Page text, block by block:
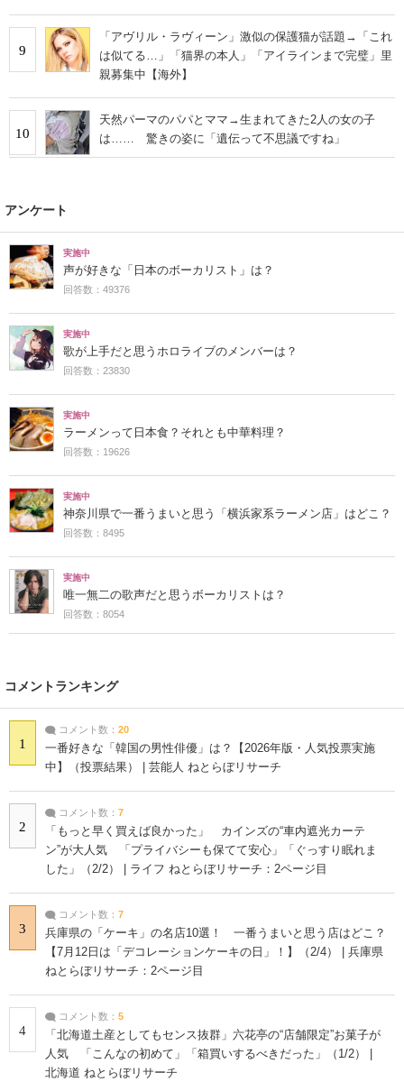
9
「アヴリル・ラヴィーン」激似の保護猫が話題→「これ
は似てる…」「猫界の本人」「アイラインまで完璧」里
親募集中【海外】
10
天然パーマのパパとママ→生まれてきた2人の女の子
は…… 驚きの姿に「遺伝って不思議ですね」
アンケート
実施中
声が好きな「日本のボーカリスト」は？
回答数：49376
実施中
歌が上手だと思うホロライブのメンバーは？
回答数：23830
実施中
ラーメンって日本食？それとも中華料理？
回答数：19626
実施中
神奈川県で一番うまいと思う「横浜家系ラーメン店」はどこ？
回答数：8495
実施中
唯一無二の歌声だと思うボーカリストは？
回答数：8054
コメントランキング
1
コメント数： 20
一番好きな「韓国の男性俳優」は？【2026年版・人気投票実施
中】（投票結果） | 芸能人 ねとらぼリサーチ
2
コメント数： 7
「もっと早く買えば良かった」 カインズの“車内遮光カーテ
ン”が大人気 「プライバシーも保てて安心」「ぐっすり眠れま
した」（2/2） | ライフ ねとらぼリサーチ：2ページ目
3
コメント数： 7
兵庫県の「ケーキ」の名店10選！ 一番うまいと思う店はどこ？
【7月12日は「デコレーションケーキの日」！】（2/4） | 兵庫県
ねとらぼリサーチ：2ページ目
4
コメント数： 5
「北海道土産としてもセンス抜群」六花亭の“店舗限定”お菓子が
人気 「こんなの初めて」「箱買いするべきだった」（1/2） |
北海道 ねとらぼリサーチ